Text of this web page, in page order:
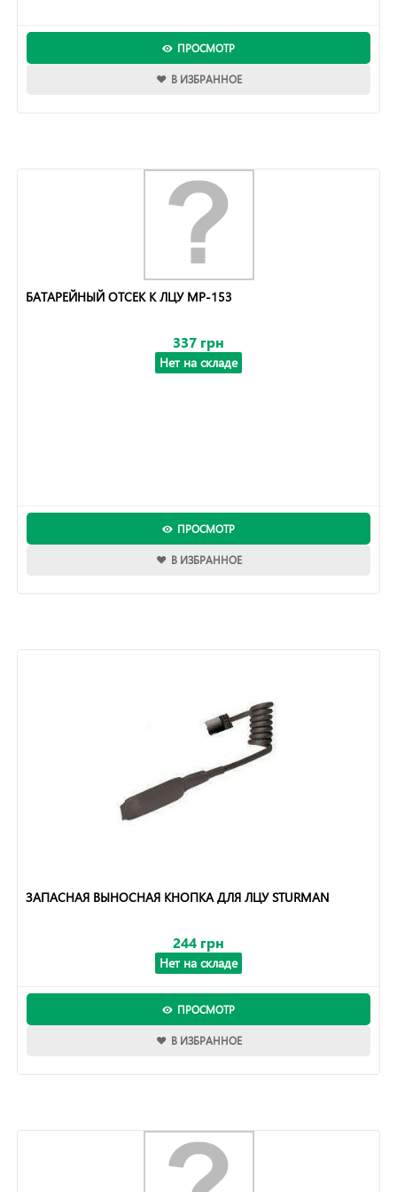
ПРОСМОТР
В ИЗБРАННОЕ
БАТАРЕЙНЫЙ ОТСЕК К ЛЦУ МР-153
337 грн
Нет на складе
ПРОСМОТР
В ИЗБРАННОЕ
ЗАПАСНАЯ ВЫНОСНАЯ КНОПКА ДЛЯ ЛЦУ STURMAN
244 грн
Нет на складе
ПРОСМОТР
В ИЗБРАННОЕ